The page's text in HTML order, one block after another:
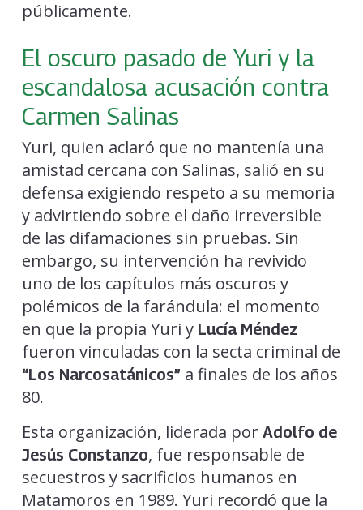
públicamente.
El oscuro pasado de Yuri y la
escandalosa acusación contra
Carmen Salinas
Yuri, quien aclaró que no mantenía una
amistad cercana con Salinas, salió en su
defensa exigiendo respeto a su memoria
y advirtiendo sobre el daño irreversible
de las difamaciones sin pruebas. Sin
embargo, su intervención ha revivido
uno de los capítulos más oscuros y
polémicos de la farándula: el momento
en que la propia Yuri y Lucía Méndez
fueron vinculadas con la secta criminal de
“Los Narcosatánicos” a finales de los años
80.
Esta organización, liderada por Adolfo de
Jesús Constanzo, fue responsable de
secuestros y sacrificios humanos en
Matamoros en 1989. Yuri recordó que la